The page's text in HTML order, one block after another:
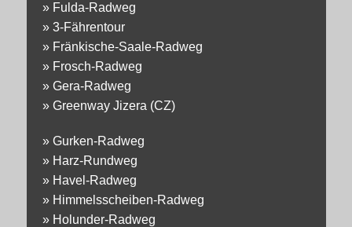
» Fulda-Radweg
» 3-Fährentour
» Fränkische-Saale-Radweg
» Frosch-Radweg
» Gera-Radweg
» Greenway Jizera (CZ)
» Gurken-Radweg
» Harz-Rundweg
» Havel-Radweg
» Himmelsscheiben-Radweg
» Holunder-Radweg